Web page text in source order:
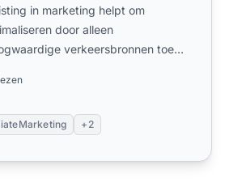
in marketing helpt om
door alleen
verkeersbronnen toe
+2